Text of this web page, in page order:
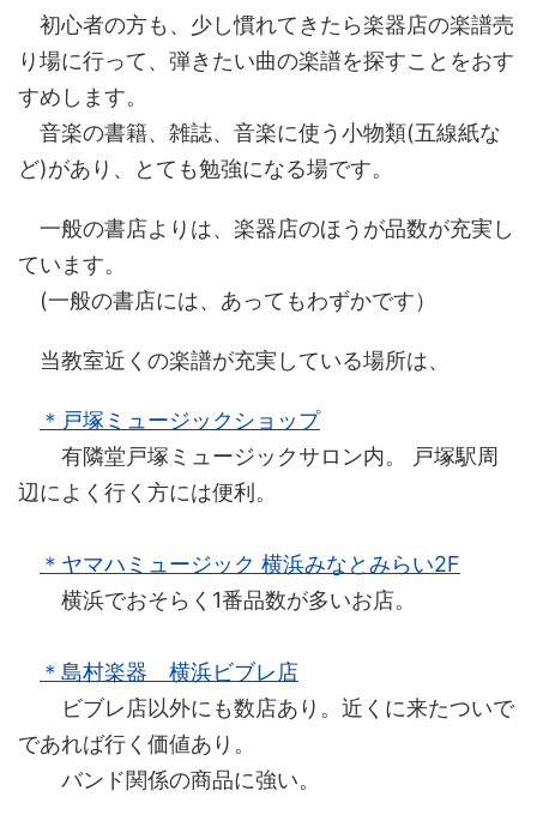
初心者の方も、少し慣れてきたら楽器店の楽譜売
り場に行って、弾きたい曲の楽譜を探すことをおす
すめします。
音楽の書籍、雑誌、音楽に使う小物類(五線紙な
ど)があり、とても勉強になる場です。
一般の書店よりは、楽器店のほうが品数が充実し
ています。
(一般の書店には、あってもわずかです）
当教室近くの楽譜が充実している場所は、
＊戸塚ミュージックショップ
有隣堂戸塚ミュージックサロン内。 戸塚駅周
辺によく行く方には便利。
＊ヤマハミュージック 横浜みなとみらい2F
横浜でおそらく1番品数が多いお店。
＊島村楽器 横浜ビブレ店
ビブレ店以外にも数店あり。近くに来たついで
であれば行く価値あり。
バンド関係の商品に強い。